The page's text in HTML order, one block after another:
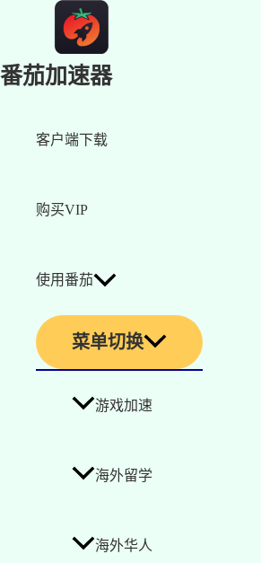
番茄加速器
客户端下载
购买VIP
使用番茄
菜单切换
游戏加速
海外留学
海外华人